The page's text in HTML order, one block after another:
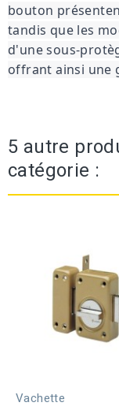
bouton
tandis que les
d'une sous-
offrant ainsi une
5 autre
catégorie :
Vachette